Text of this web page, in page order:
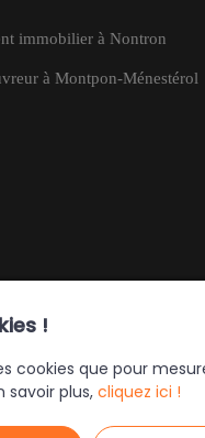
immobilier à Nontron
à Montpon-Ménestérol
© 2026
créé et est géré par
!
cookies que pour
savoir plus, cliquez ici !